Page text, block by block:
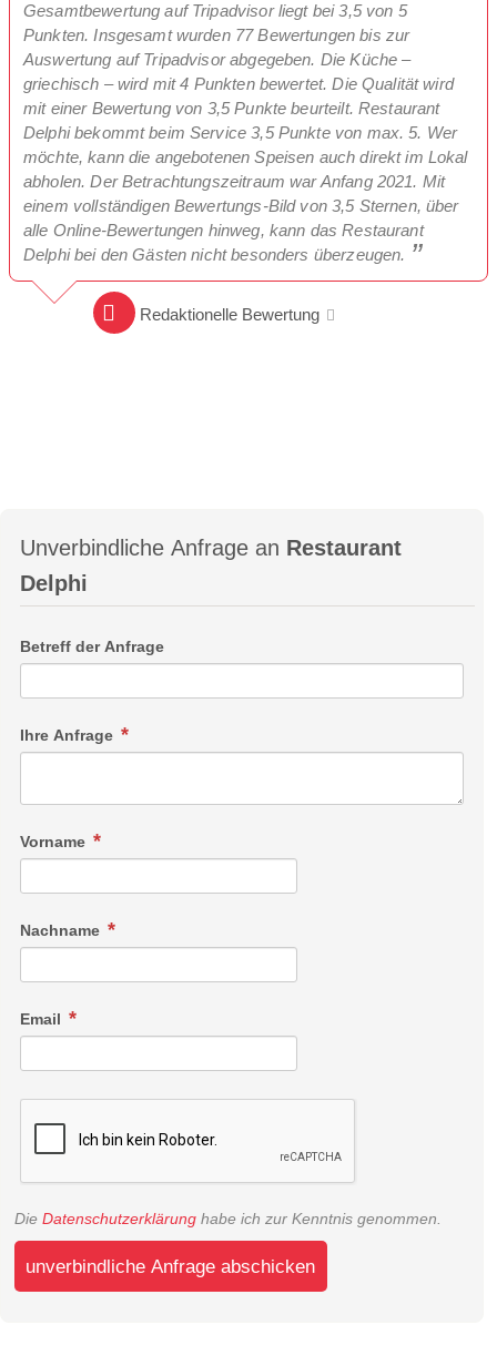
Gesamtbewertung auf Tripadvisor liegt bei 3,5 von 5
Punkten. Insgesamt wurden 77 Bewertungen bis zur
Auswertung auf Tripadvisor abgegeben. Die Küche –
griechisch – wird mit 4 Punkten bewertet. Die Qualität wird
mit einer Bewertung von 3,5 Punkte beurteilt. Restaurant
Delphi bekommt beim Service 3,5 Punkte von max. 5. Wer
möchte, kann die angebotenen Speisen auch direkt im Lokal
abholen. Der Betrachtungszeitraum war Anfang 2021. Mit
einem vollständigen Bewertungs-Bild von 3,5 Sternen, über
alle Online-Bewertungen hinweg, kann das Restaurant
Delphi bei den Gästen nicht besonders überzeugen.
Redaktionelle Bewertung
Unverbindliche Anfrage an Restaurant
Delphi
Betreff der Anfrage
Ihre Anfrage
Vorname
Nachname
Email
Die Datenschutzerklärung habe ich zur Kenntnis genommen.
unverbindliche Anfrage abschicken